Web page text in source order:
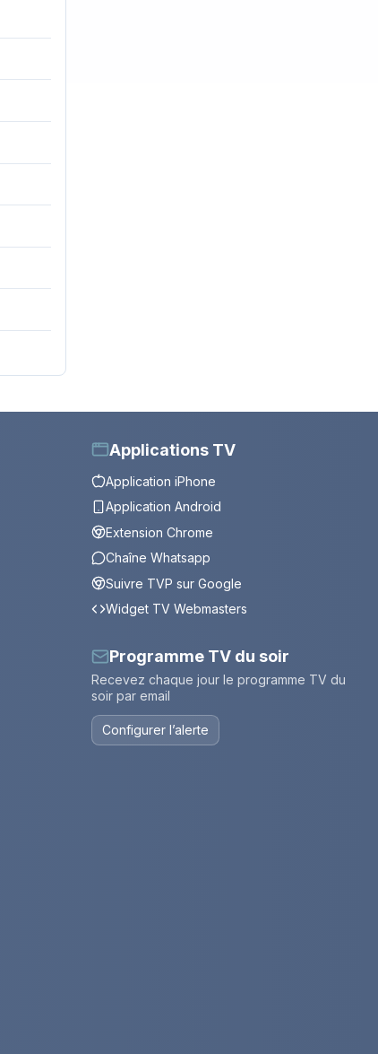
Applications TV
Application iPhone
Application Android
Extension Chrome
Chaîne Whatsapp
Suivre TVP sur Google
Widget TV Webmasters
Programme TV du soir
Recevez chaque jour le programme TV du
soir par email
Configurer l’alerte